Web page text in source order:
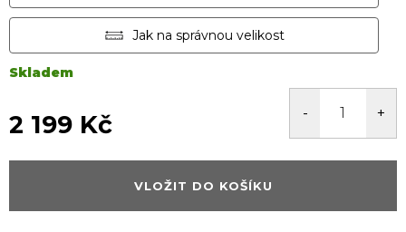
Jak na správnou velikost
Skladem
2 199 Kč
cena:
VLOŽIT DO KOŠÍKU